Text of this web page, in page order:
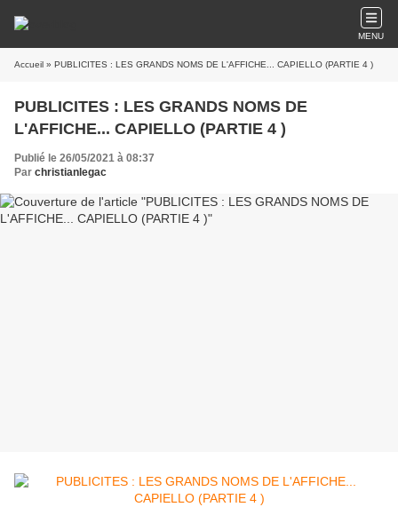
MENU
Accueil » PUBLICITES : LES GRANDS NOMS DE L'AFFICHE... CAPIELLO (PARTIE 4 )
PUBLICITES : LES GRANDS NOMS DE
L'AFFICHE... CAPIELLO (PARTIE 4 )
Publié le 26/05/2021 à 08:37
Par christianlegac